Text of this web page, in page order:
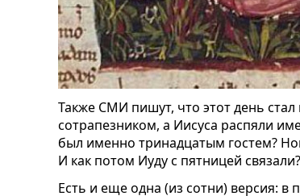
Также СМИ пишут, что этот день
сотрапезником, а Иисуса распяли
был именно тринадцатым гостем?
И как потом Иуду с пятницей связали?
Есть и еще одна (из сотни) версия: в